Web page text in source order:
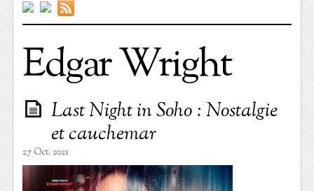
Edgar Wright
Last Night in Soho : Nostalgie
et cauchemar
27 Oct. 2021